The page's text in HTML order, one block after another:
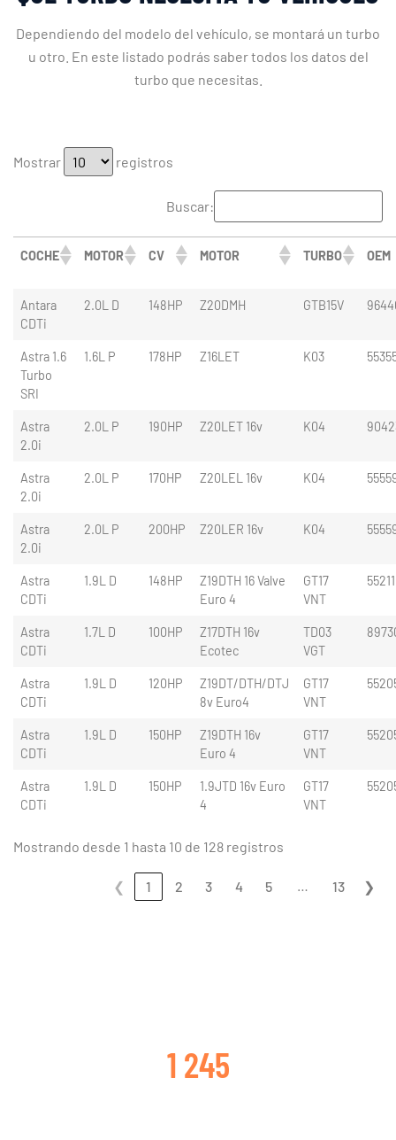
Dependiendo del modelo del vehículo, se montará un turbo
u otro. En este listado podrás saber todos los datos del
turbo que necesitas.
Mostrar registros
Buscar:
COCHE MOTOR CV MOTOR TURBO OEM
Antara
CDTi
2.0L D 148HP Z20DMH GTB15V
Astra 1.6
Turbo
SRI
1.6L P 178HP Z16LET K03
Astra
2.0i
2.0L P 190HP Z20LET 16v K04
Astra
2.0i
2.0L P 170HP Z20LEL 16v K04
Astra
2.0i
2.0L P 200HP Z20LER 16v K04
Astra
CDTi
1.9L D 148HP
Z19DTH 16 Valve
Euro 4
GT17
VNT
Astra
CDTi
1.7L D 100HP
Z17DTH 16v
Ecotec
TD03
VGT
Astra
CDTi
1.9L D 120HP
Z19DT/DTH/DTJ
8v Euro4
GT17
VNT
Astra
CDTi
1.9L D 150HP
Z19DTH 16v
Euro 4
GT17
VNT
Astra
CDTi
1.9L D 150HP
1.9JTD 16v Euro
4
GT17
VNT
Mostrando desde 1 hasta 10 de 128 registros
❮ 1 2 3 4 5 13 ❯
1 245